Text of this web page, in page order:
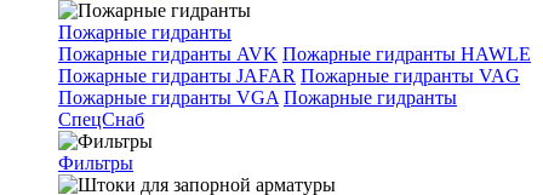
Пожарные гидранты
Пожарные гидранты AVK Пожарные гидранты HAWLE
Пожарные гидранты JAFAR Пожарные гидранты VAG
Пожарные гидранты VGA Пожарные гидранты
СпецСнаб
Фильтры